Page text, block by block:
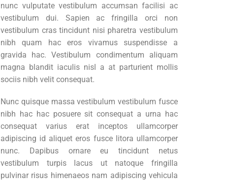
nunc vulputate vestibulum accumsan facilisi ac
vestibulum dui. Sapien ac fringilla orci non
vestibulum cras tincidunt nisi pharetra vestibulum
nibh quam hac eros vivamus suspendisse a
gravida hac. Vestibulum condimentum aliquam
magna blandit iaculis nisl a at parturient mollis
sociis nibh velit consequat.
Nunc quisque massa vestibulum vestibulum fusce
nibh hac hac posuere sit consequat a urna hac
consequat varius erat inceptos ullamcorper
adipiscing id aliquet eros fusce litora ullamcorper
nunc. Dapibus ornare eu tincidunt netus
vestibulum turpis lacus ut natoque fringilla
pulvinar risus himenaeos nam adipiscing vehicula